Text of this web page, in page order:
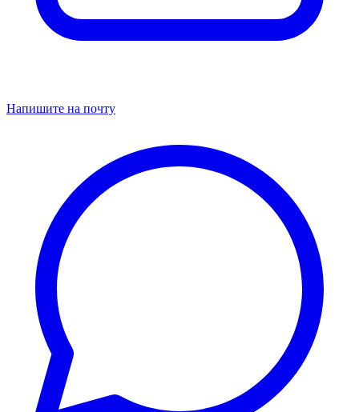
Напишите на почту